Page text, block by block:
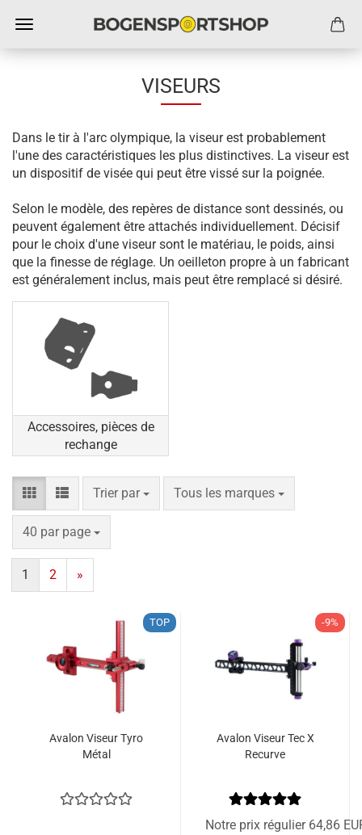
VISEURS
Dans le tir à l'arc olympique, la viseur est probablement
l'une des caractéristiques les plus distinctives. La viseur est
un dispositif de visée qui peut être vissé sur la poignée.
Selon le modèle, des repères de distance sont dessinés, ou
peuvent également être attachés individuellement. Décisif
pour le choix d'une viseur sont le matériau, le poids, ainsi
que la finesse de réglage. Un oeilleton propre à un fabricant
est généralement inclus, mais peut être remplacé si désiré.
Accessoires, pièces de
rechange
Trier par
Trier par Tous les marques
par page
40 par page
par page
1 2 »
TOP
Avalon Viseur Tyro
Métal
-9%
Avalon Viseur Tec X
Recurve
Notre prix régulier 64,86